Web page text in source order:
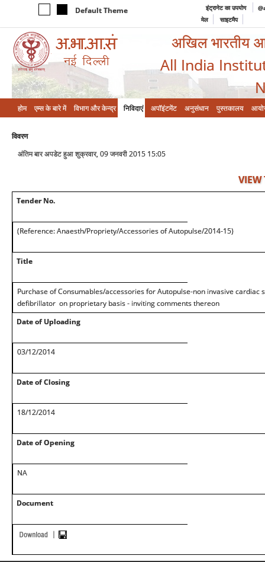
Default Theme इंट्रानेट का उपयोग
मेल
साइटमैप
अखिल भारतीय
All India
होम एम्‍स के बारे में विभाग और केन्‍द्र निविदाएं अपॉइंटमेंट अनुसंधान पुस्तकालय
विवरण
अंतिम बार अपडेट हुआ शुक्रवार, 09 जनवरी 2015 15:05
VIEW
Tender No.
(Reference: Anaesth/Propriety/Accessories of Autopulse/2014-15)
Title
Purchase of Consumables/accessories for Autopulse-non invasive cardiac
defibrillator on proprietary basis - inviting comments thereon
Date of Uploading
03/12/2014
Date of Closing
18/12/2014
Date of Opening
NA
Document